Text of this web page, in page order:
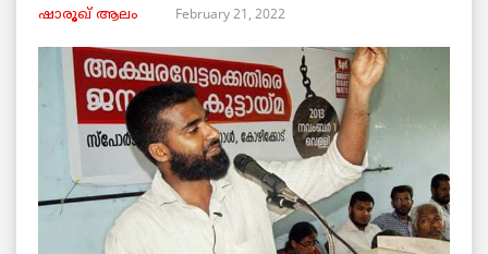
ഷാരൂഖ് ആലം February 21, 2022